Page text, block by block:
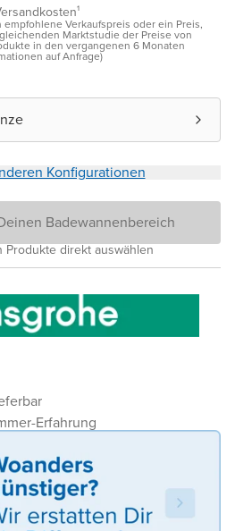
Erfahrung
Verkaufspreis oder ein Preis,
Marktstudie der Preise von
in den vergangenen 6 Monaten
auf Anfrage)
Konfigurationen
Badewannenbereich
Produkte direkt auswählen